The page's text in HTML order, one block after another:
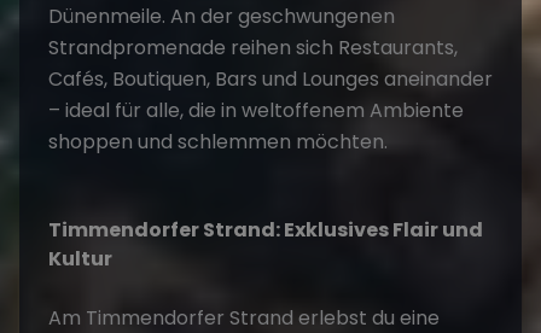
Dünenmeile. An der geschwungenen
Strandpromenade reihen sich Restaurants,
Cafés, Boutiquen, Bars und Lounges aneinander
– ideal für alle, die in weltoffenem Ambiente
shoppen und schlemmen möchten.
Timmendorfer Strand: Exklusives Flair und
Kultur
Am Timmendorfer Strand erlebst du eine